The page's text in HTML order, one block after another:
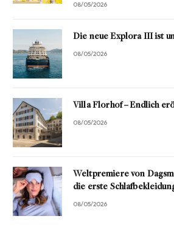
08/05/2026
Die neue Explora III ist
08/05/2026
Villa Florhof – Endlich
08/05/2026
Weltpremiere von
die erste
08/05/2026